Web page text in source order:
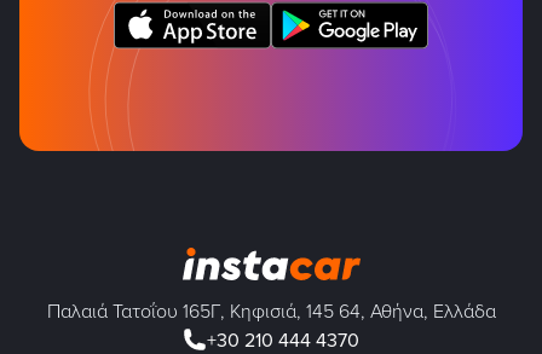
Παλαιά Τατοΐου 165Γ, Κηφισιά, 145 64, Αθήνα, Ελλάδα
+30 210 444 4370